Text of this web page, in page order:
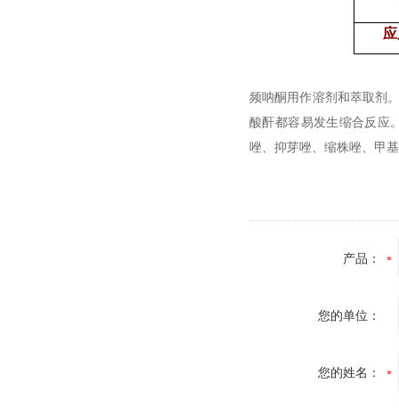
频呐酮用作溶剂和萃取剂
酸酐都容易发生缩合反应
唑、抑芽唑、缩株唑、甲
产品：
您的单位：
您的姓名：